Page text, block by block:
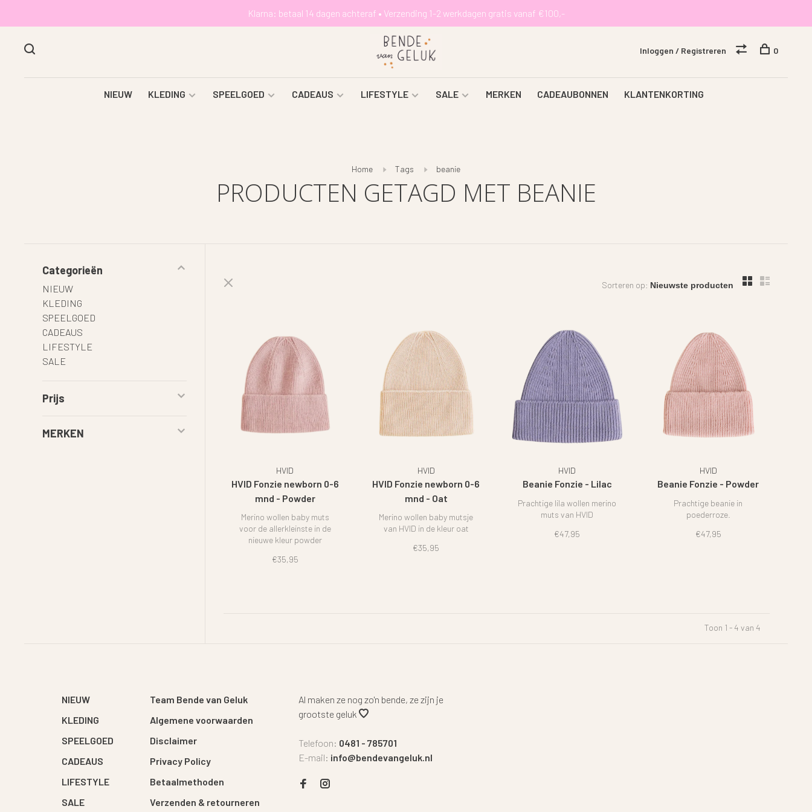
Klarna: betaal 14 dagen achteraf • Verzending 1-2 werkdagen gratis vanaf €100,-
NIEUW KLEDING SPEELGOED CADEAUS LIFESTYLE SALE MERKEN CADEAUBONNEN KLANTENKORTING
Inloggen / Registreren 0
Home Tags beanie
PRODUCTEN GETAGD MET BEANIE
Categorieën
NIEUW
KLEDING
SPEELGOED
CADEAUS
LIFESTYLE
SALE
Prijs
MERKEN
Sorteren op:
HVID
HVID Fonzie newborn 0-6
mnd - Powder
Merino wollen baby muts
voor de allerkleinste in de
nieuwe kleur powder
€35,95
HVID
HVID Fonzie newborn 0-6
mnd - Oat
Merino wollen baby mutsje
van HVID in de kleur oat
€35,95
HVID
Beanie Fonzie - Lilac
Prachtige lila wollen merino
muts van HVID
€47,95
HVID
Beanie Fonzie - Powder
Prachtige beanie in
poederroze.
€47,95
Toon 1 - 4 van 4
NIEUW
KLEDING
SPEELGOED
CADEAUS
LIFESTYLE
SALE
Team Bende van Geluk
Algemene voorwaarden
Disclaimer
Privacy Policy
Betaalmethoden
Verzenden & retourneren
Al maken ze nog zo'n bende, ze zijn je
grootste geluk
Telefoon: 0481 - 785701
E-mail: info@bendevangeluk.nl